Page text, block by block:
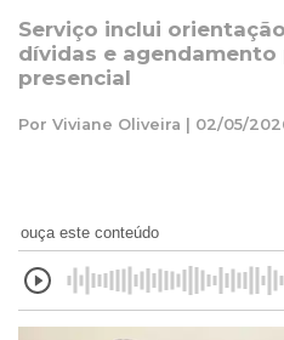
Serviço inclui
dívidas e
presencial
Por Viviane Oliveira | 02/05/
ouça este conteúdo